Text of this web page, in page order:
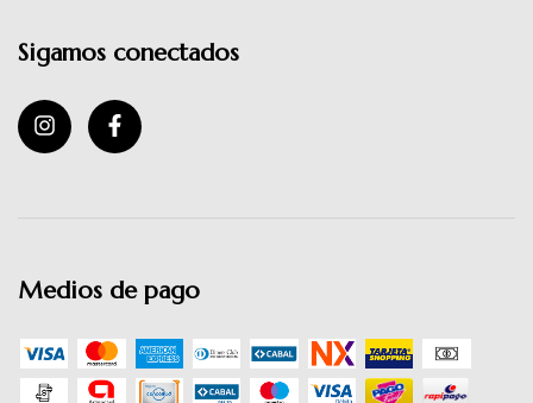
Sigamos conectados
Medios de pago